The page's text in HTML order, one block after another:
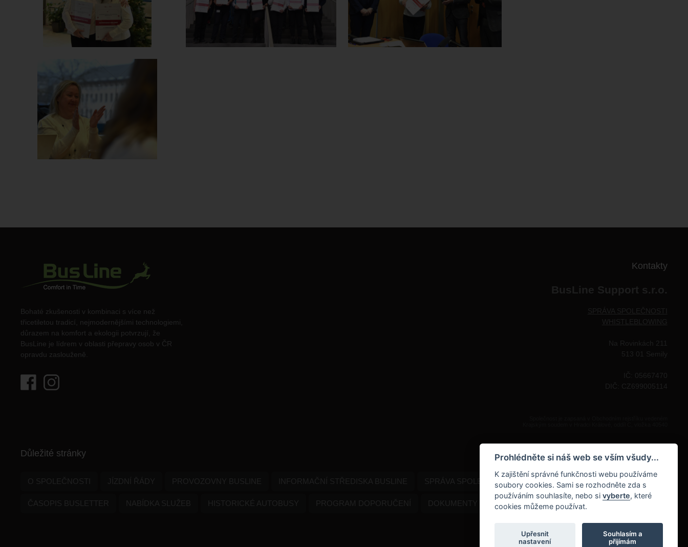
Bohaté zkušenosti v kombinaci s více než
třicetiletou tradicí, nejmodernějšími technologiemi,
důrazem na komfort a ekologii potvrzují, že
BusLine je lídrem v oblasti přepravy osob v ČR
opravdu zaslouženě.
Kontakty
Důležité stránky
O SPOLEČNOSTI JÍZDNÍ ŘÁDY PROVOZOVNY BUSLINE INFORMAČNÍ STŘEDISKA BUSLINE SPRÁVA SPOLEČNOSTI KARIÉRA
ČASOPIS BUSLETTER NABÍDKA SLUŽEB HISTORICKÉ AUTOBUSY PROGRAM DOPORUČENÍ DOKUMENTY KE STAŽENÍ NAPIŠTE NÁM
Prohlédněte si náš web se vším všudy...
K zajištění správné funkčnosti webu používáme
soubory cookies. Sami se rozhodněte zda s
používáním souhlasíte, nebo si vyberte, které
cookies můžeme používat.
Souhlasím a
přijímám
Upřesnit
nastavení